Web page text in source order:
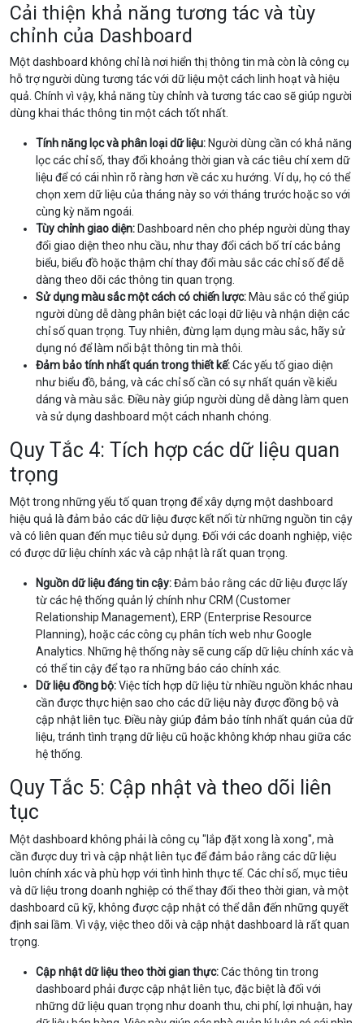
Cải thiện khả năng tương tác và tùy
chỉnh của Dashboard
Một dashboard không chỉ là nơi hiển thị thông tin mà còn là công cụ
hỗ trợ người dùng tương tác với dữ liệu một cách linh hoạt và hiệu
quả. Chính vì vậy, khả năng tùy chỉnh và tương tác cao sẽ giúp người
dùng khai thác thông tin một cách tốt nhất.
Tính năng lọc và phân loại dữ liệu: Người dùng cần có khả năng
lọc các chỉ số, thay đổi khoảng thời gian và các tiêu chí xem dữ
liệu để có cái nhìn rõ ràng hơn về các xu hướng. Ví dụ, họ có thể
chọn xem dữ liệu của tháng này so với tháng trước hoặc so với
cùng kỳ năm ngoái.
Tùy chỉnh giao diện: Dashboard nên cho phép người dùng thay
đổi giao diện theo nhu cầu, như thay đổi cách bố trí các bảng
biểu, biểu đồ hoặc thậm chí thay đổi màu sắc các chỉ số để dễ
dàng theo dõi các thông tin quan trọng.
Sử dụng màu sắc một cách có chiến lược: Màu sắc có thể giúp
người dùng dễ dàng phân biệt các loại dữ liệu và nhận diện các
chỉ số quan trọng. Tuy nhiên, đừng lạm dụng màu sắc, hãy sử
dụng nó để làm nổi bật thông tin mà thôi.
Đảm bảo tính nhất quán trong thiết kế:Các yếu tố giao diện
như biểu đồ, bảng, và các chỉ số cần có sự nhất quán về kiểu
dáng và màu sắc. Điều này giúp người dùng dễ dàng làm quen
và sử dụng dashboard một cách nhanh chóng.
Quy Tắc 4: Tích hợp các dữ liệu quan
trọng
Một trong những yếu tố quan trọng để xây dựng một dashboard
hiệu quả là đảm bảo các dữ liệu được kết nối từ những nguồn tin cậy
và có liên quan đến mục tiêu sử dụng. Đối với các doanh nghiệp, việc
có được dữ liệu chính xác và cập nhật là rất quan trọng.
Nguồn dữ liệu đáng tin cậy:Đảm bảo rằng các dữ liệu được lấy
từ các hệ thống quản lý chính như CRM (Customer
Relationship Management), ERP (Enterprise Resource
Planning), hoặc các công cụ phân tích web như Google
Analytics. Những hệ thống này sẽ cung cấp dữ liệu chính xác và
có thể tin cậy để tạo ra những báo cáo chính xác.
Dữ liệu đồng bộ:Việc tích hợp dữ liệu từ nhiều nguồn khác nhau
cần được thực hiện sao cho các dữ liệu này được đồng bộ và
cập nhật liên tục. Điều này giúp đảm bảo tính nhất quán của dữ
liệu, tránh tình trạng dữ liệu cũ hoặc không khớp nhau giữa các
hệ thống.
Quy Tắc 5: Cập nhật và theo dõi liên
tục
Một dashboard không phải là công cụ "lắp đặt xong là xong", mà
cần được duy trì và cập nhật liên tục để đảm bảo rằng các dữ liệu
luôn chính xác và phù hợp với tình hình thực tế. Các chỉ số, mục tiêu
và dữ liệu trong doanh nghiệp có thể thay đổi theo thời gian, và một
dashboard cũ kỹ, không được cập nhật có thể dẫn đến những quyết
định sai lầm. Vì vậy, việc theo dõi và cập nhật dashboard là rất quan
trọng.
Cập nhật dữ liệu theo thời gian thực:Các thông tin trong
dashboard phải được cập nhật liên tục, đặc biệt là đối với
những dữ liệu quan trọng như doanh thu, chi phí, lợi nhuận, hay